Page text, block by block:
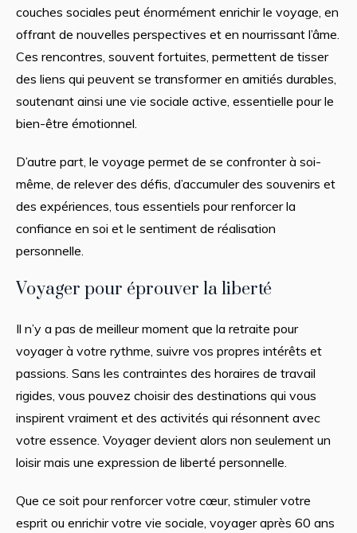
couches sociales peut énormément enrichir le voyage, en
offrant de nouvelles perspectives et en nourrissant l’âme.
Ces rencontres, souvent fortuites, permettent de tisser
des liens qui peuvent se transformer en amitiés durables,
soutenant ainsi une vie sociale active, essentielle pour le
bien-être émotionnel.
D’autre part, le voyage permet de se confronter à soi-
même, de relever des défis, d’accumuler des souvenirs et
des expériences, tous essentiels pour renforcer la
confiance en soi et le sentiment de réalisation
personnelle.
Voyager pour éprouver la liberté
Il n’y a pas de meilleur moment que la retraite pour
voyager à votre rythme, suivre vos propres intérêts et
passions. Sans les contraintes des horaires de travail
rigides, vous pouvez choisir des destinations qui vous
inspirent vraiment et des activités qui résonnent avec
votre essence. Voyager devient alors non seulement un
loisir mais une expression de liberté personnelle.
Que ce soit pour renforcer votre cœur, stimuler votre
esprit ou enrichir votre vie sociale, voyager après 60 ans